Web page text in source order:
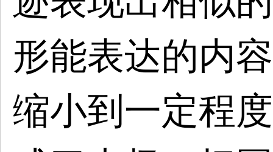
形能表达的内
缩小到一定程